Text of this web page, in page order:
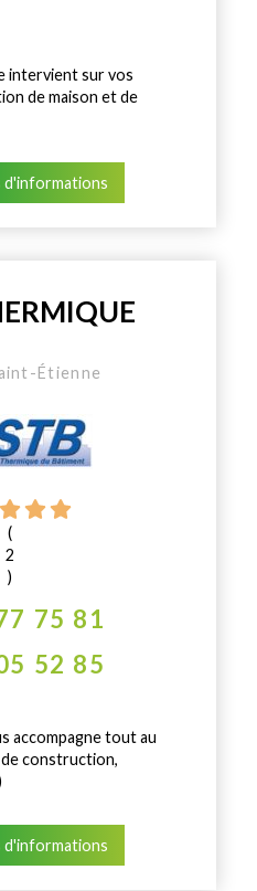
intervient sur vos
de maison et de
d'informations
Étienne
(
2
)
75 81
52 85
accompagne tout au
construction,
d'informations